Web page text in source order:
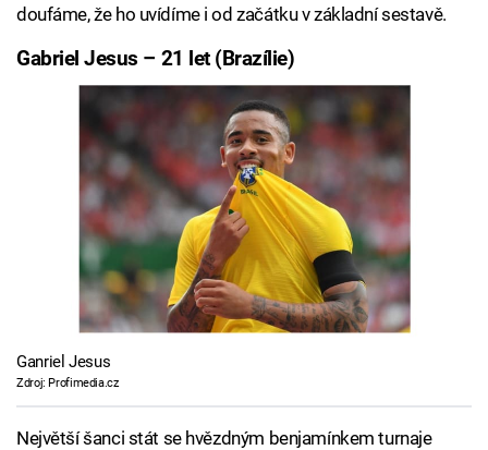
doufáme, že ho uvídíme i od začátku v základní sestavě.
Gabriel Jesus – 21 let (Brazílie)
Ganriel Jesus
Zdroj: Profimedia.cz
Největší šanci stát se hvězdným benjamínkem turnaje